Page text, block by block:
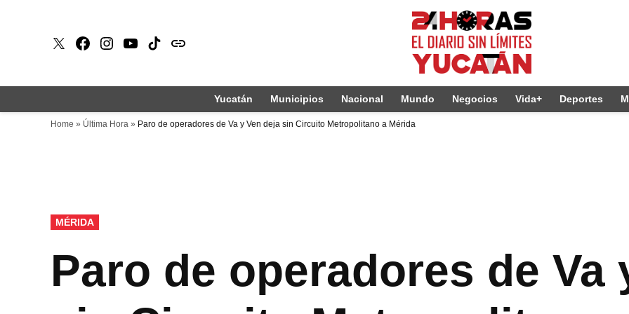
X Faceboook
Instagram
Youtube
Tiktokissuu
Yucatán Municipios Nacional Mundo Negocios Vida+ Deportes
Home » Última Hora » Paro de operadores de Va y Ven deja sin Circuito Metropolitano a Mérida
PUBLICADO
EN
MÉRIDA
Paro de operadores de Va